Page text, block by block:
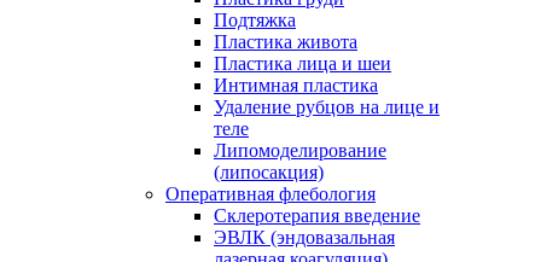
Подтяжка
Пластика живота
Пластика лица и шеи
Интимная пластика
Удаление рубцов на лице и
теле
Липомоделирование
(липосакция)
Оперативная флебология
Склеротерапия введение
ЭВЛК (эндовазальная